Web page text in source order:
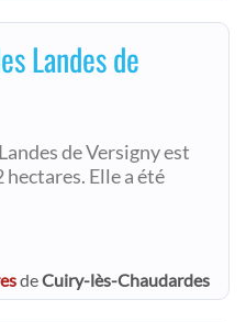
Landes de
de Versigny est
hectares. Elle a été
deCuiry-lès-Chaudardes